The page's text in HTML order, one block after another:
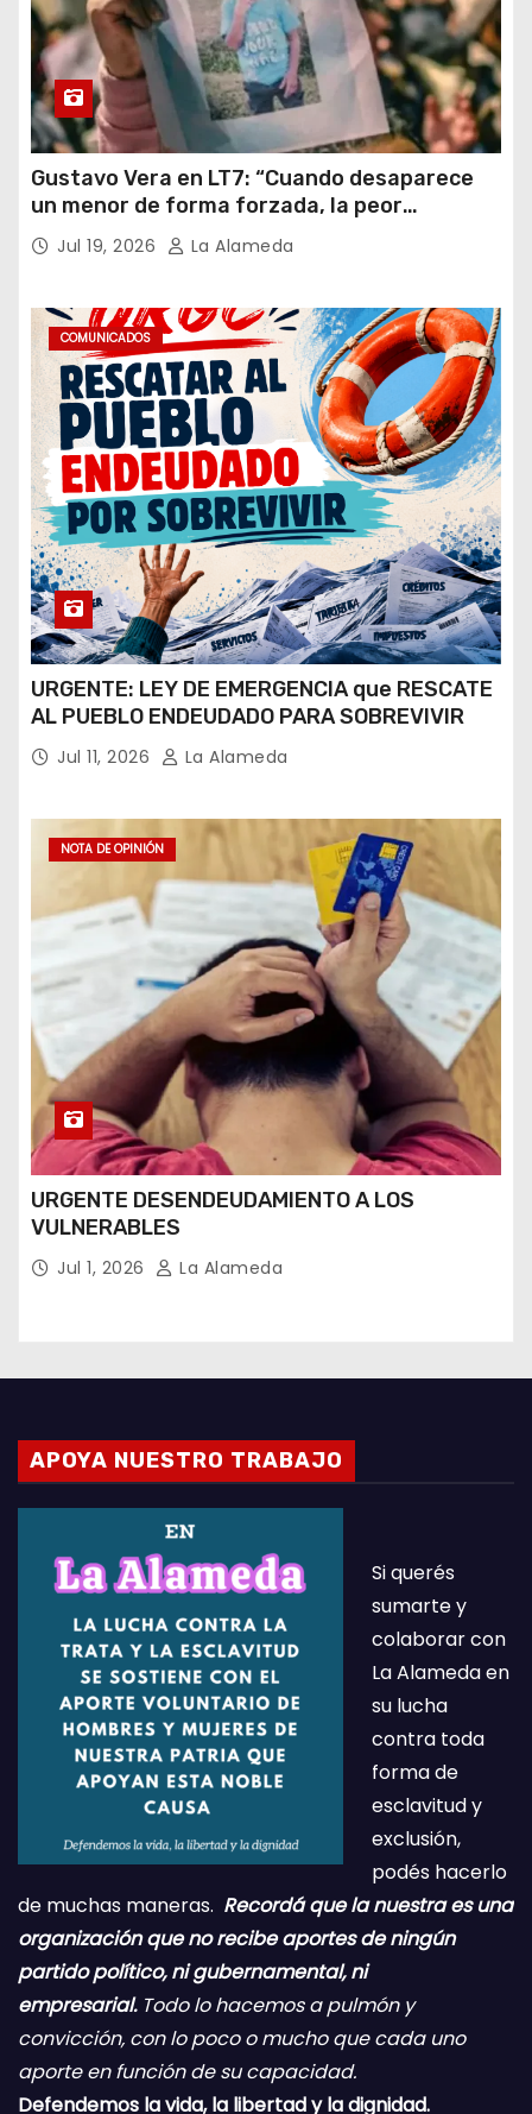
Gustavo Vera en LT7: “Cuando desaparece
un menor de forma forzada, la peor
hipótesis es trata, y así debe seguir
caratulado el caso Loan”
Jul 19, 2026 La Alameda
COMUNICADOS
URGENTE: LEY DE EMERGENCIA que RESCATE
AL PUEBLO ENDEUDADO PARA SOBREVIVIR
Jul 11, 2026 La Alameda
NOTA DE OPINIÓN
URGENTE DESENDEUDAMIENTO A LOS
VULNERABLES
Jul 1, 2026 La Alameda
APOYA NUESTRO TRABAJO
Si querés
sumarte y
colaborar con
La Alameda en
su lucha
contra toda
forma de
esclavitud y
exclusión,
podés hacerlo
de muchas maneras. Recordá que la nuestra es una
organización que no recibe aportes de ningún
partido político, ni gubernamental, ni
empresarial.Todo lo hacemos a pulmón y
convicción, con lo poco o mucho que cada uno
aporte en función de su capacidad.
Defendemos la vida, la libertad y la dignidad.